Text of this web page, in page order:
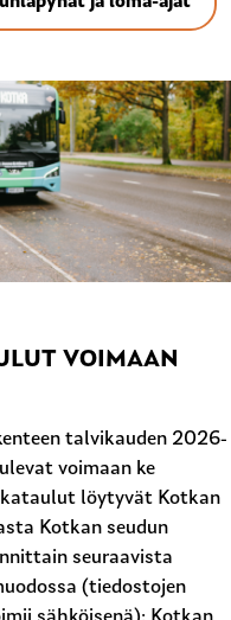
VOIMAAN
talvikauden 2026-
voimaan ke
löytyvät Kotkan
Kotkan seudun
seuraavista
(tiedostojen